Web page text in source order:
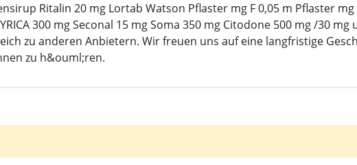
Ritalin 20 mg Lortab Watson Pflaster mg F 0,05 m Pflaster mg
300 mg Seconal 15 mg Soma 350 mg Citodone 500 mg /30 mg
zu anderen Anbietern. Wir freuen uns auf eine langfristige
zu h&ouml;ren.